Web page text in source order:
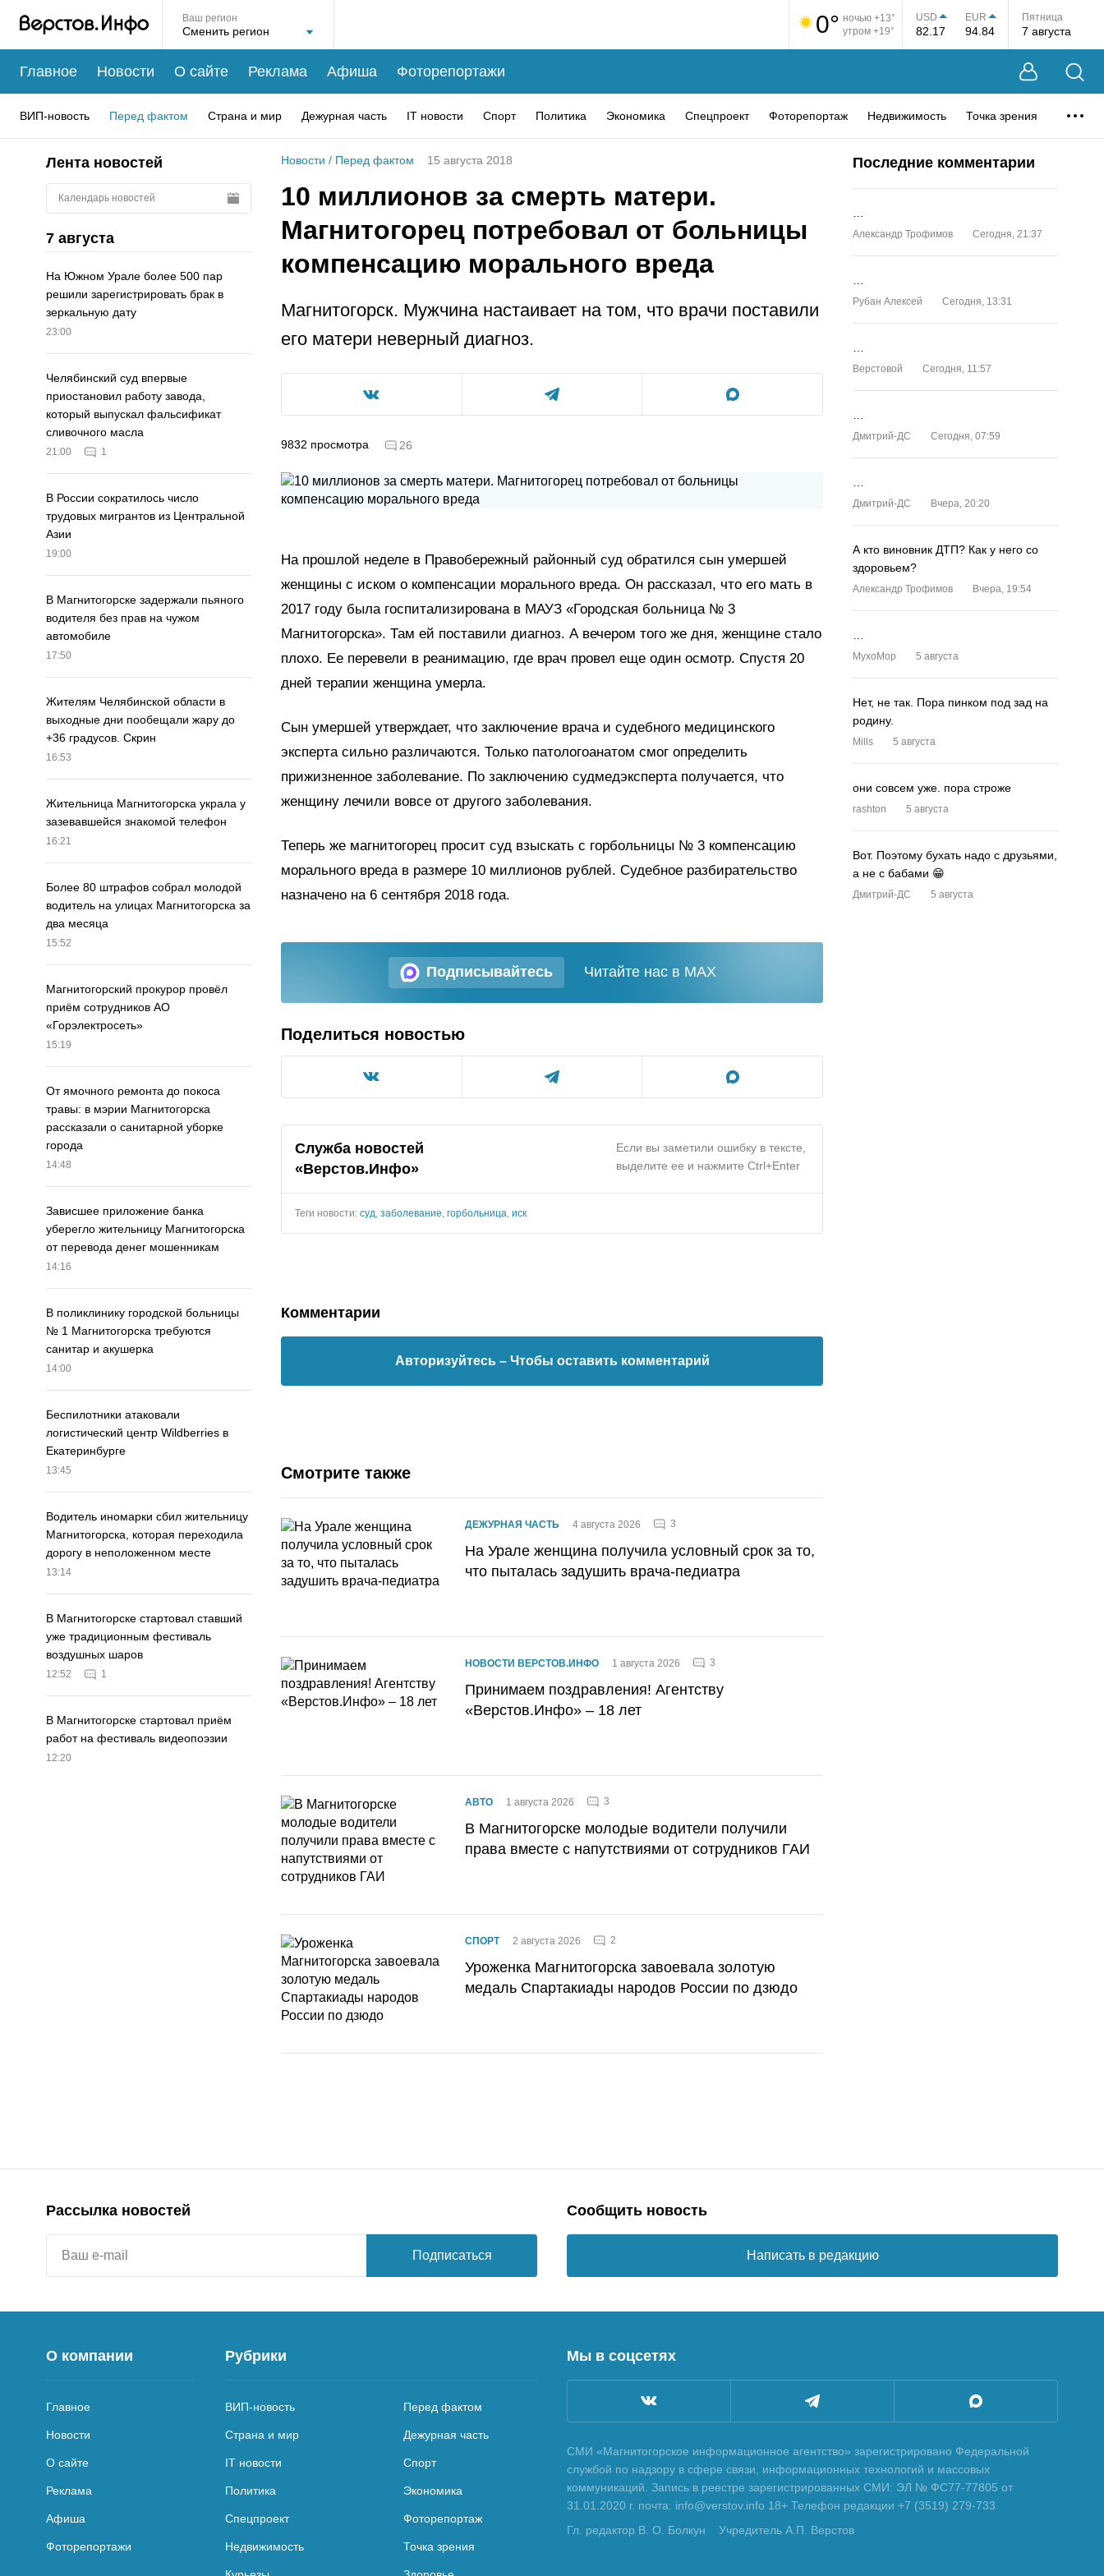
Ваш регион 0° ночью +13°
утром +19°
USD
82.17
EUR
94.84
Пятница
7 августа
Главное Новости О сайте Реклама Афиша Фоторепортажи
ВИП-новость Перед фактом Страна и мир Дежурная часть IT новости Спорт Политика Экономика Спецпроект Фоторепортаж Недвижимость Точка зрения
Лента новостей
Календарь новостей
7 августа
На Южном Урале более 500 пар
решили зарегистрировать брак в
зеркальную дату
23:00
Челябинский суд впервые
приостановил работу завода,
который выпускал фальсификат
сливочного масла
21:00 1
В России сократилось число
трудовых мигрантов из Центральной
Азии
19:00
В Магнитогорске задержали пьяного
водителя без прав на чужом
автомобиле
17:50
Жителям Челябинской области в
выходные дни пообещали жару до
+36 градусов. Скрин
16:53
Жительница Магнитогорска украла у
зазевавшейся знакомой телефон
16:21
Более 80 штрафов собрал молодой
водитель на улицах Магнитогорска за
два месяца
15:52
Магнитогорский прокурор провёл
приём сотрудников АО
«Горэлектросеть»
15:19
От ямочного ремонта до покоса
травы: в мэрии Магнитогорска
рассказали о санитарной уборке
города
14:48
Зависшее приложение банка
уберегло жительницу Магнитогорска
от перевода денег мошенникам
14:16
В поликлинику городской больницы
№ 1 Магнитогорска требуются
санитар и акушерка
14:00
Беспилотники атаковали
логистический центр Wildberries в
Екатеринбурге
13:45
Водитель иномарки сбил жительницу
Магнитогорска, которая переходила
дорогу в неположенном месте
13:14
В Магнитогорске стартовал ставший
уже традиционным фестиваль
воздушных шаров
12:52 1
В Магнитогорске стартовал приём
работ на фестиваль видеопоэзии
12:20
Новости / Перед фактом 15 августа 2018
10 миллионов за смерть матери.
Магнитогорец потребовал от больницы
компенсацию морального вреда
Магнитогорск. Мужчина настаивает на том, что врачи поставили
его матери неверный диагноз.
9832 просмотра 26
На прошлой неделе в Правобережный районный суд обратился сын умершей
женщины с иском о компенсации морального вреда. Он рассказал, что его мать в
2017 году была госпитализирована в МАУЗ «Городская больница № 3
Магнитогорска». Там ей поставили диагноз. А вечером того же дня, женщине стало
плохо. Ее перевели в реанимацию, где врач провел еще один осмотр. Спустя 20
дней терапии женщина умерла.
Сын умершей утверждает, что заключение врача и судебного медицинского
эксперта сильно различаются. Только патологоанатом смог определить
прижизненное заболевание. По заключению судмедэксперта получается, что
женщину лечили вовсе от другого заболевания.
Теперь же магнитогорец просит суд взыскать с горбольницы № 3 компенсацию
морального вреда в размере 10 миллионов рублей. Судебное разбирательство
назначено на 6 сентября 2018 года.
Подписывайтесь Читайте нас в MAX
Поделиться новостью
Служба новостей
«Верстов.Инфо»
Если вы заметили ошибку в тексте,
выделите ее и нажмите Ctrl+Enter
Теги новости: суд заболевание горбольница иск
Комментарии
Авторизуйтесь – Чтобы оставить комментарий
Смотрите также
ДЕЖУРНАЯ ЧАСТЬ 4 августа 2026 3
На Урале женщина получила условный срок за то,
что пыталась задушить врача-педиатра
НОВОСТИ ВЕРСТОВ.ИНФО 1 августа 2026 3
Принимаем поздравления! Агентству
«Верстов.Инфо» – 18 лет
АВТО 1 августа 2026 3
В Магнитогорске молодые водители получили
права вместе с напутствиями от сотрудников ГАИ
СПОРТ 2 августа 2026 2
Уроженка Магнитогорска завоевала золотую
медаль Спартакиады народов России по дзюдо
Последние комментарии
Александр Трофимов Сегодня, 21:37
Рубан Алексей Сегодня, 13:31
Верстовой Сегодня, 11:57
Дмитрий-ДС Сегодня, 07:59
Дмитрий-ДС Вчера, 20:20
А кто виновник ДТП? Как у него со
здоровьем?
Александр Трофимов Вчера, 19:54
MyxoMop 5 августа
Нет, не так. Пора пинком под зад на
родину.
Mills 5 августа
они совсем уже. пора строже
rashton 5 августа
Вот. Поэтому бухать надо с друзьями,
а не с бабами 😁
Дмитрий-ДС 5 августа
Рассылка новостей
Подписаться
Сообщить новость
Написать в редакцию
О компании
Главное
Новости
О сайте
Реклама
Афиша
Фоторепортажи
Рубрики
ВИП-новость Перед фактом
Страна и мир Дежурная часть
IT новости Спорт
Политика Экономика
Спецпроект Фоторепортаж
Недвижимость Точка зрения
Мы в соцсетях
СМИ «Магнитогорское информационное агентство» зарегистрировано Федеральной
службой по надзору в сфере связи, информационных технологий и массовых
коммуникаций. Запись в реестре зарегистрированных СМИ: ЭЛ № ФС77-77805 от
31.01.2020 г. почта: info@verstov.info 18+ Телефон редакции +7 (3519) 279-733
Гл. редактор В. О. Болкун
Учредитель А.П. Верстов